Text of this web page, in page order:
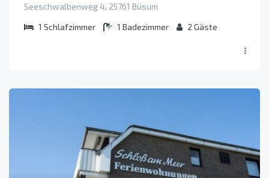
Seeschwalbenweg 4, 25761 Büsum
1 Schlafzimmer 1 Badezimmer 2 Gäste